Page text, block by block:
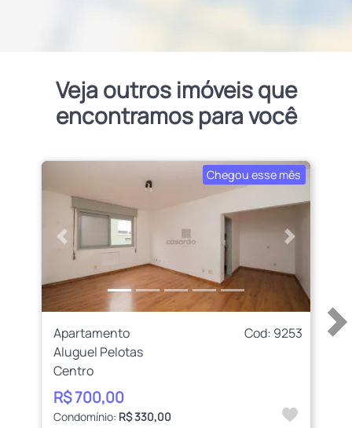
Veja outros imóveis que
encontramos para você
Chegou esse mês
Anterior Próximo
Apartamento
Cod: 9253
Aluguel Pelotas
Centro
R$ 700,00
Condomínio: R$ 330,00